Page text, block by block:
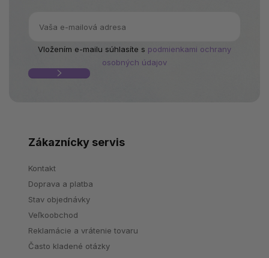
Vložením e-mailu súhlasíte s podmienkami ochrany
osobných údajov
Zákaznícky servis
Kontakt
Doprava a platba
Stav objednávky
Veľkoobchod
Reklamácie a vrátenie tovaru
Často kladené otázky